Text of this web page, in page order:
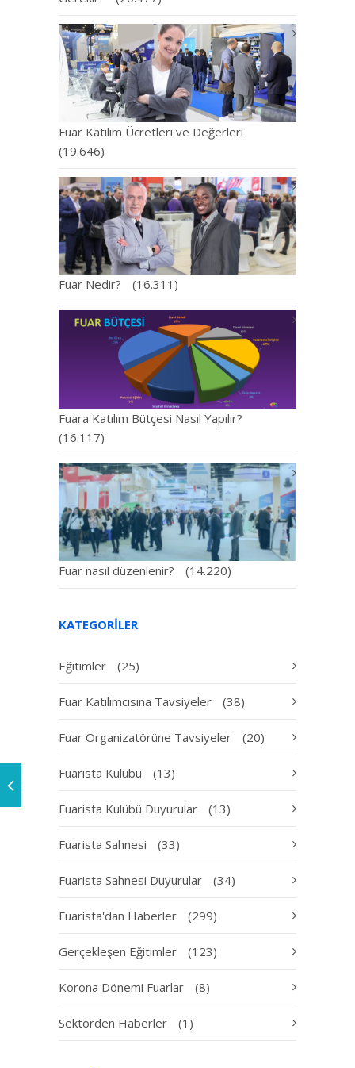
Fuar Katılım Ücretleri ve Değerleri
(19.646)
Fuar Nedir? (16.311)
Fuara Katılım Bütçesi Nasıl Yapılır?
(16.117)
Fuar nasıl düzenlenir? (14.220)
KATEGORILER
Eğitimler (25)
Fuar Katılımcısına Tavsiyeler (38)
Fuar Organizatörüne Tavsiyeler (20)
Fuarista Kulübü (13)
Fuarista Kulübü Duyurular (13)
Fuarista Sahnesi (33)
Fuarista Sahnesi Duyurular (34)
Fuarista'dan Haberler (299)
Gerçekleşen Eğitimler (123)
Korona Dönemi Fuarlar (8)
Sektörden Haberler (1)